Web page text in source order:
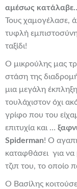
αμέσως κατάλαβε…
Τους χαμογέλασε,
τυφλή
ταξίδι!
Ο μικρούλης μας
στάση της
μια μεγάλη
τουλάχιστον όχι
γρίφο που του
επιτυχία και …
Spiderman! Ο
καταφθάσει για να
τζιπ του, το οποίο
Ο Βασίλης